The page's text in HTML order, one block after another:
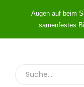
Augen auf beim
samenfestes